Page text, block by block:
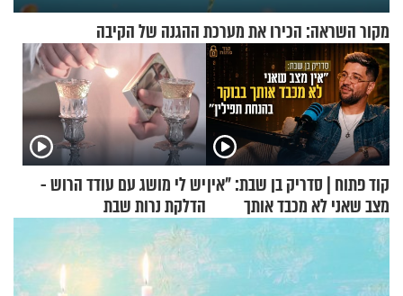
מקור השראה: הכירו את מערכת ההגנה של הקיבה
קוד פתוח | סדריק בן שבת: "אין
מצב שאני לא מכבד אותך
בבוקר בהנחת תפילין"
יש לי מושג עם עודד הרוש -
הדלקת נרות שבת